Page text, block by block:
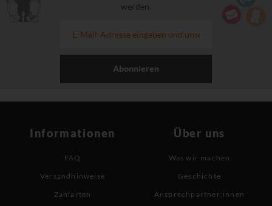
werden.
Abonnieren
Informationen
FAQ
Versandhinweise
Zahlarten
Über uns
Was wir machen
Geschichte
Ansprechpartner:innen